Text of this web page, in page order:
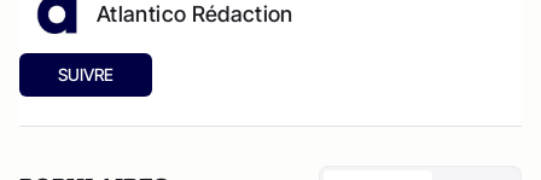
Atlantico Rédaction
SUIVRE